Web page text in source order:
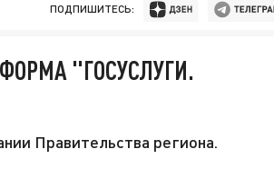
ПОДПИШИТЕСЬ:
"ГОСУСЛУГИ.
Правительства региона.